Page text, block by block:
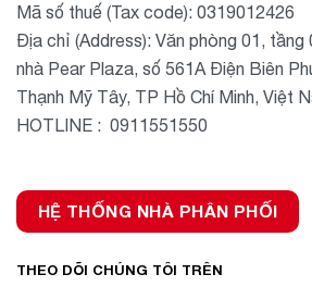
Mã số thuế (Tax code): 0319012426
Địa chỉ (Address): Văn phòng 01, tầng
nhà Pear Plaza, số 561A Điện Biên
Thạnh Mỹ Tây, TP Hồ Chí Minh, Việt
HOTLINE : 0911551550
HỆ THỐNG NHÀ PHÂN PHỐI
THEO DÕI CHÚNG TÔI TRÊN